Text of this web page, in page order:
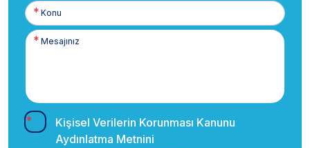
Kişisel Verilerin Korunması Kanunu
Aydınlatma Metnini